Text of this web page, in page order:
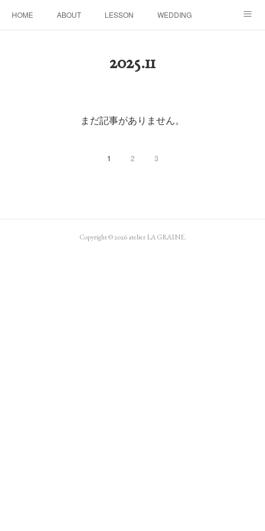
HOME ABOUT LESSON WEDDING
2025.11
まだ記事がありません。
1 2 3
Copyright ©2026atelier LA GRAINE.